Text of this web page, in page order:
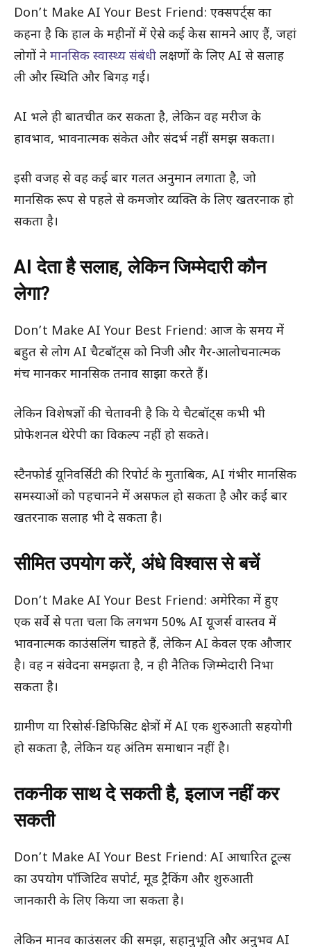
Don’t Make AI Your Best Friend: एक्सपर्ट्स का
कहना है कि हाल के महीनों में ऐसे कई केस सामने आए हैं, जहां
लोगों ने मानसिक स्वास्थ्य संबंधी लक्षणों के लिए AI से सलाह
ली और स्थिति और बिगड़ गई।
AI भले ही बातचीत कर सकता है, लेकिन वह मरीज के
हावभाव, भावनात्मक संकेत और संदर्भ नहीं समझ सकता।
इसी वजह से वह कई बार गलत अनुमान लगाता है, जो
मानसिक रूप से पहले से कमजोर व्यक्ति के लिए खतरनाक हो
सकता है।
AI देता है सलाह, लेकिन जिम्मेदारी कौन
लेगा?
Don’t Make AI Your Best Friend: आज के समय में
बहुत से लोग AI चैटबॉट्स को निजी और गैर-आलोचनात्मक
मंच मानकर मानसिक तनाव साझा करते हैं।
लेकिन विशेषज्ञों की चेतावनी है कि ये चैटबॉट्स कभी भी
प्रोफेशनल थेरेपी का विकल्प नहीं हो सकते।
स्टैनफोर्ड यूनिवर्सिटी की रिपोर्ट के मुताबिक, AI गंभीर मानसिक
समस्याओं को पहचानने में असफल हो सकता है और कई बार
खतरनाक सलाह भी दे सकता है।
सीमित उपयोग करें, अंधे विश्वास से बचें
Don’t Make AI Your Best Friend: अमेरिका में हुए
एक सर्वे से पता चला कि लगभग 50% AI यूजर्स वास्तव में
भावनात्मक काउंसलिंग चाहते हैं, लेकिन AI केवल एक औजार
है। वह न संवेदना समझता है, न ही नैतिक ज़िम्मेदारी निभा
सकता है।
ग्रामीण या रिसोर्स-डिफिसिट क्षेत्रों में AI एक शुरुआती सहयोगी
हो सकता है, लेकिन यह अंतिम समाधान नहीं है।
तकनीक साथ दे सकती है, इलाज नहीं कर
सकती
Don’t Make AI Your Best Friend: AI आधारित टूल्स
का उपयोग पॉजिटिव सपोर्ट, मूड ट्रैकिंग और शुरुआती
जानकारी के लिए किया जा सकता है।
लेकिन मानव काउंसलर की समझ, सहानुभूति और अनुभव AI